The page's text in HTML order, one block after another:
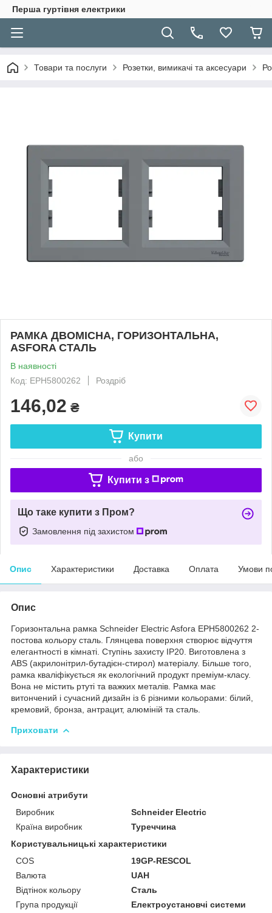
Перша гуртівня електрики
Товари та послуги Розетки, вимикачі та аксесуари
РАМКА ДВОМІСНА, ГОРИЗОНТАЛЬНА,
ASFORA СТАЛЬ
В наявності
Код: EPH5800262
Роздріб
146,02 ₴
Купити
або
Купити з
Що таке купити з Пром?
Замовлення під захистом
Опис Характеристики Доставка Оплата Умови
Опис
Горизонтальна рамка Schneider Electric Asfora EPH5800262 2-
постова кольору сталь. Глянцева поверхня створює відчуття
елегантності в кімнаті. Ступінь захисту IP20. Виготовлена ​​з
ABS (акрилонітрил-бутадієн-стирол) матеріалу. Більше того,
рамка кваліфікується як екологічний продукт преміум-класу.
Вона не містить ртуті та важких металів. Рамка має
витончений і сучасний дизайн із 6 різними кольорами: білий,
кремовий, бронза, антрацит, алюміній та сталь.
Приховати
Характеристики
Основні атрибути
Виробник
Schneider Electric
Країна виробник
Туреччина
Користувальницькі характеристики
COS
19GP-RESCOL
Валюта
UAH
Відтінок кольору
Сталь
Група продукції
Електроустановчі системи